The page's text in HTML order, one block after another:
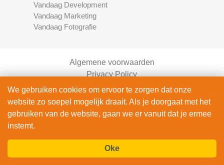
Vandaag Development
Vandaag Marketing
Vandaag Fotografie
Algemene voorwaarden
Privacy Policy
Contact
Bedrijven Inlog
We gebruiken cookies om ervoor te zorgen dat onze
website zo soepel mogelijk draait. Als je doorgaat met het
gebruiken van de website, gaan we er vanuit dat je ermee
instemt.
Oke